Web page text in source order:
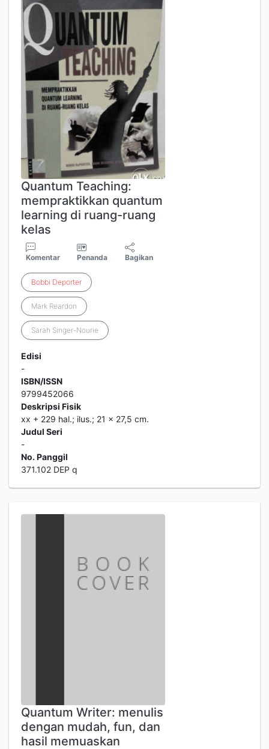
Quantum Teaching:
mempraktikkan quantum
learning di ruang-ruang
kelas
Komentar Penanda Bagikan
Bobbi Deporter
Mark Reardon
Sarah Singer-Nourie
Edisi
-
ISBN/ISSN
9799452066
Deskripsi Fisik
xx + 229 hal.; ilus.; 21 x 27,5 cm.
Judul Seri
-
No. Panggil
371.102 DEP q
Quantum Writer: menulis
dengan mudah, fun, dan
hasil memuaskan